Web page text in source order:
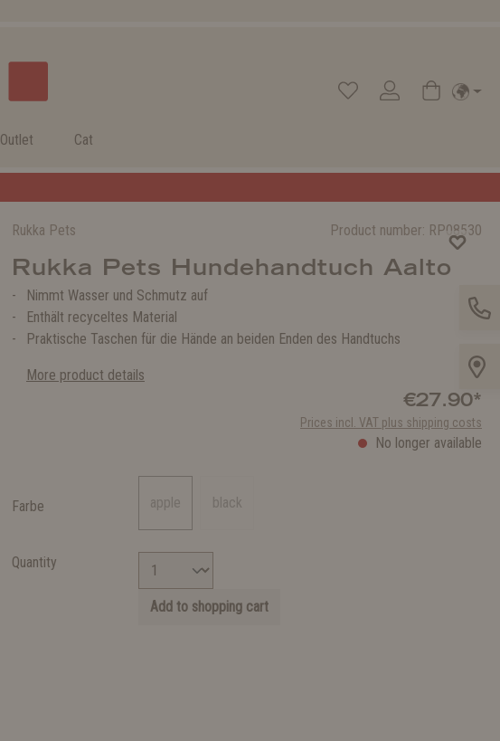
Outlet Cat
Rukka Pets Product number: RP08530
Rukka Pets Hundehandtuch Aalto
Nimmt Wasser und Schmutz auf
Enthält recyceltes Material
Praktische Taschen für die Hände an beiden Enden des Handtuchs
More product details
€27.90*
Prices incl. VAT plus shipping costs
No longer available
Farbe apple black
Quantity
Add to shopping cart